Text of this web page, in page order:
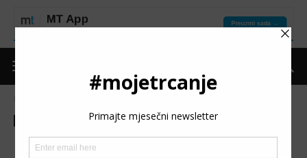
Ishrana/Suplementacija
Grickalice za trkače